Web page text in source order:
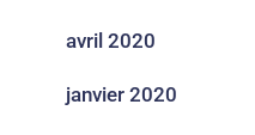
avril 2020
janvier 2020